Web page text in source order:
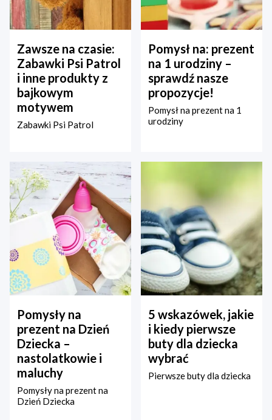
Zawsze na czasie:
Zabawki Psi Patrol
i inne produkty z
bajkowym
motywem
Zabawki Psi Patrol
Pomysł na: prezent
na 1 urodziny –
sprawdź nasze
propozycje!
Pomysł na prezent na 1
urodziny
Pomysły na
prezent na Dzień
Dziecka –
nastolatkowie i
maluchy
Pomysły na prezent na
Dzień Dziecka
5 wskazówek, jakie
i kiedy pierwsze
buty dla dziecka
wybrać
Pierwsze buty dla dziecka